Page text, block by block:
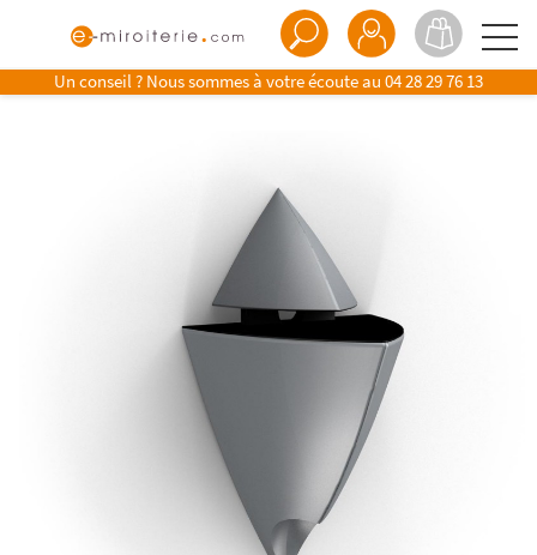
Un conseil ? Nous sommes à votre écoute au 04 28 29 76 13